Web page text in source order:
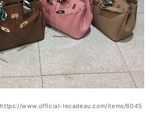
https://www.official-lecadeau.com/items/6045